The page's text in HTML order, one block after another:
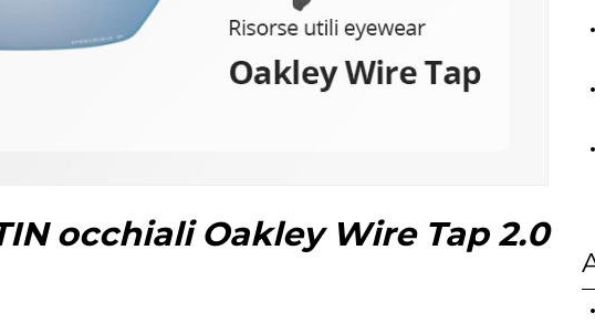
occhiali Oakley Wire Tap 2.0